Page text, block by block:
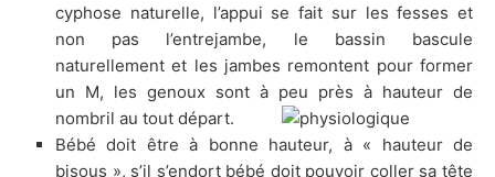
cyphose naturelle, l’appui se fait sur les fesses et
non pas l’entrejambe, le bassin bascule
naturellement et les jambes remontent pour former
un M, les genoux sont à peu près à hauteur de
nombril au tout départ.
Bébé doit être à bonne hauteur, à « hauteur de
bisous », s’il s’endort bébé doit pouvoir coller sa tête